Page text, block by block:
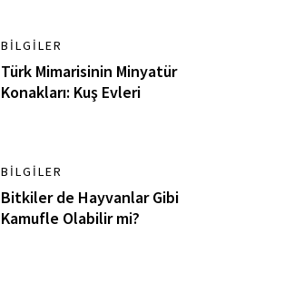
BILGILER
Türk Mimarisinin Minyatür
Konakları: Kuş Evleri
BILGILER
Bitkiler de Hayvanlar Gibi
Kamufle Olabilir mi?